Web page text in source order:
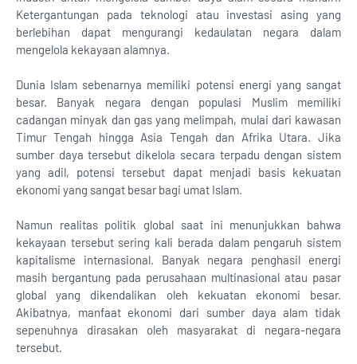
Ketergantungan pada teknologi atau investasi asing yang
berlebihan dapat mengurangi kedaulatan negara dalam
mengelola kekayaan alamnya.
Dunia Islam sebenarnya memiliki potensi energi yang sangat
besar. Banyak negara dengan populasi Muslim memiliki
cadangan minyak dan gas yang melimpah, mulai dari kawasan
Timur Tengah hingga Asia Tengah dan Afrika Utara. Jika
sumber daya tersebut dikelola secara terpadu dengan sistem
yang adil, potensi tersebut dapat menjadi basis kekuatan
ekonomi yang sangat besar bagi umat Islam.
Namun realitas politik global saat ini menunjukkan bahwa
kekayaan tersebut sering kali berada dalam pengaruh sistem
kapitalisme internasional. Banyak negara penghasil energi
masih bergantung pada perusahaan multinasional atau pasar
global yang dikendalikan oleh kekuatan ekonomi besar.
Akibatnya, manfaat ekonomi dari sumber daya alam tidak
sepenuhnya dirasakan oleh masyarakat di negara-negara
tersebut.